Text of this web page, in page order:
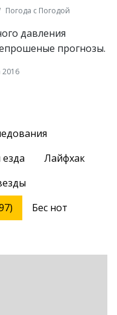
Погода с Погодой
давления
прогнозы.
2016
Лайфхак
Бес нот